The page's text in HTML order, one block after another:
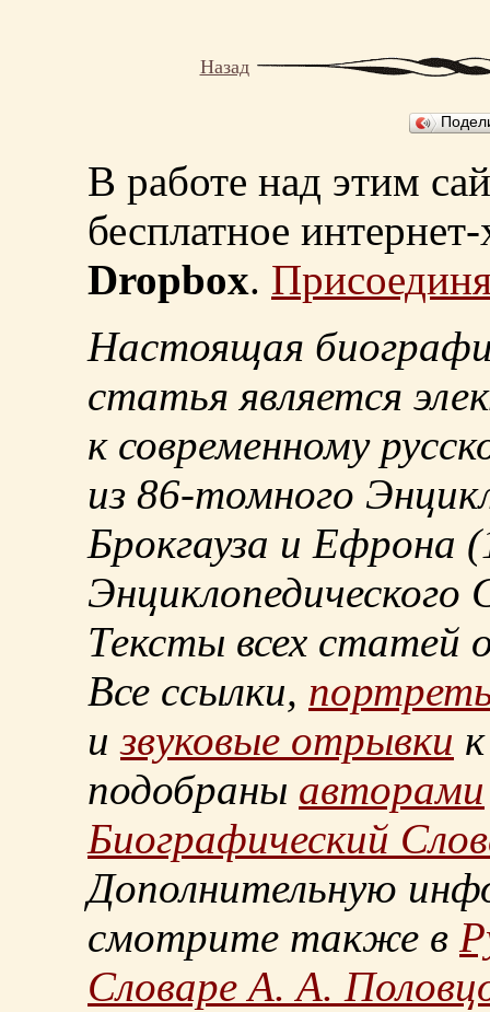
Назад
В работе над этим
бесплатное
Dropbox.
Настоящая
статья является
к современному
из 86-томного
Брокгауза и Ефрона
Энциклопедического
Тексты всех статей
Все ссылки,
извуковые отрывки
подобраны авторами
Биографический
Дополнительную
смотрите также в
Словаре А. А.